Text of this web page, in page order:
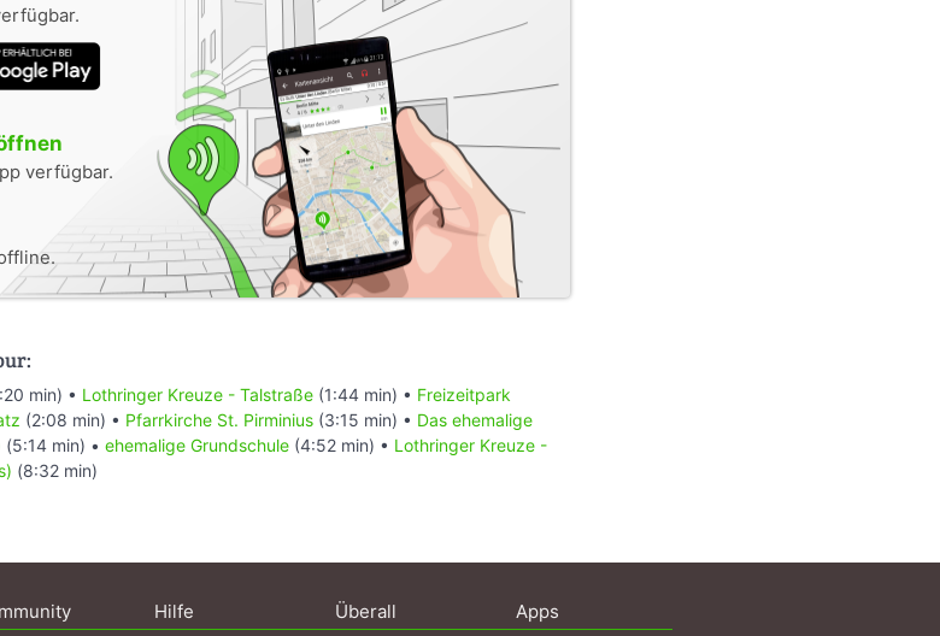
verfügbar.
min) • Lothringer Kreuze - Talstraße (1:44 min) • Freizeitpark
(2:08 min) • Pfarrkirche St. Pirminius (3:15 min) • Das ehemalige
(5:14 min) • ehemalige Grundschule (4:52 min) • Lothringer Kreuze -
(8:32 min)
Hilfe Überall Apps